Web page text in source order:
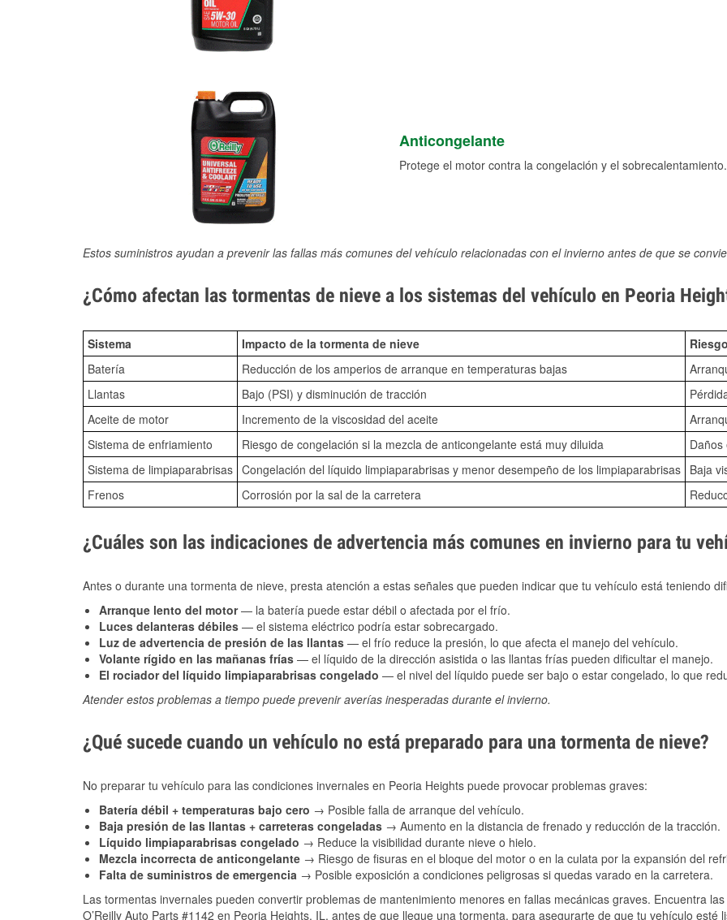
Anticongelante
Protege el motor contra la congelación y el sobrecalentamiento.
Estos suministros ayudan a prevenir las fallas más comunes del vehículo relacionadas con el invierno antes de que se
¿Cómo afectan las tormentas de nieve a los sistemas del vehículo en Peoria
Sistema Impacto de la tormenta de nieve
Batería
Reducción de los amperios de arranque en temperaturas bajas
Llantas
Bajo (PSI) y disminución de tracción
Aceite de motor
Incremento de la viscosidad del aceite
Sistema de enfriamiento
Riesgo de congelación si la mezcla de anticongelante está muy diluida
Sistema de limpiaparabrisas Congelación del líquido limpiaparabrisas y menor desempeño de los limpiaparabrisas Baja
Frenos
Corrosión por la sal de la carretera
¿Cuáles son las indicaciones de advertencia más comunes en invierno para tu
Antes o durante una tormenta de nieve, presta atención a estas señales que pueden indicar que tu vehículo está teniendo
Arranque lento del motor— la batería puede estar débil o afectada por el frío.
Luces delanteras débiles — el sistema eléctrico podría estar sobrecargado.
Luz de advertencia de presión de las llantas — el frío reduce la presión, lo que afecta el manejo del vehículo.
Volante rígido en las mañanas frías — el líquido de la dirección asistida o las llantas frías pueden dificultar el manejo.
El rociador del líquido limpiaparabrisas congelado — el nivel del líquido puede ser bajo o estar congelado, lo que
Atender estos problemas a tiempo puede prevenir averías inesperadas durante el invierno.
¿Qué sucede cuando un vehículo no está preparado para una tormenta de nieve?
No preparar tu vehículo para las condiciones invernales en Peoria Heights puede provocar problemas graves:
Batería débil + temperaturas bajo cero → Posible falla de arranque del vehículo.
Baja presión de las llantas + carreteras congeladas → Aumento en la distancia de frenado y reducción de la tracción.
Líquido limpiaparabrisas congelado → Reduce la visibilidad durante nieve o hielo.
Mezcla incorrecta de anticongelante → Riesgo de fisuras en el bloque del motor o en la culata por la expansión del
Falta de suministros de emergencia → Posible exposición a condiciones peligrosas si quedas varado en la carretera.
Las tormentas invernales pueden convertir problemas de mantenimiento menores en fallas mecánicas graves. Encuentra
O’Reilly Auto Parts #1142 en Peoria Heights, IL, antes de que llegue una tormenta, para asegurarte de que tu vehículo esté